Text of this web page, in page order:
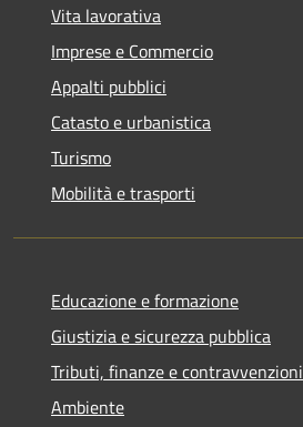
Vita lavorativa
Imprese e Commercio
Appalti pubblici
Catasto e urbanistica
Turismo
Mobilità e trasporti
Educazione e formazione
Giustizia e sicurezza pubblica
Tributi, finanze e contravvenzioni
Ambiente